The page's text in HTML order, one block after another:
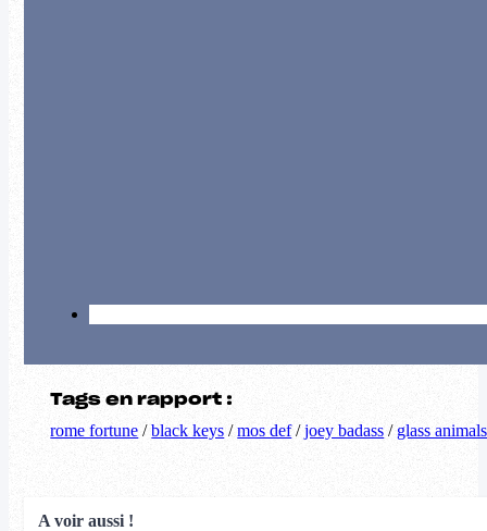
Tags en rapport :
rome fortune /black keys /mos def/joey badass / glass animals
A voir aussi !